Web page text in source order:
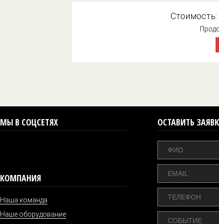
Стоимость:
МЫ В СОЦСЕТЯХ
КОМПАНИЯ
Наша команда
Наше оборудование
ОСТАВИТЬ